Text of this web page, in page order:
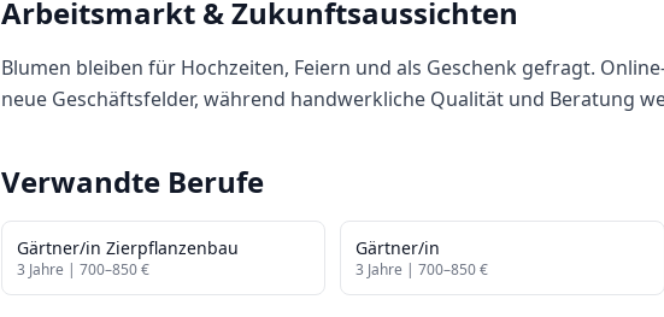
Arbeitsmarkt & Zukunftsaussichten
Blumen bleiben für Hochzeiten, Feiern und als Geschenk gefragt.
neue Geschäftsfelder, während handwerkliche Qualität und Beratung
Verwandte Berufe
Gärtner/in Zierpflanzenbau
3 Jahre | 700–850€
Gärtner/in
3 Jahre |700–850€